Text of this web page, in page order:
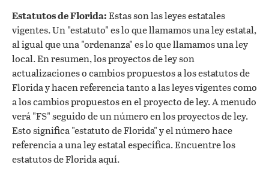
Estatutos de Florida:Estas son las leyes estatales
vigentes. Un "estatuto" es lo que llamamos una ley estatal,
al igual que una "ordenanza" es lo que llamamos una ley
local. En resumen, los proyectos de ley son
actualizaciones o cambios propuestos a los estatutos de
Florida y hacen referencia tanto a las leyes vigentes como
a los cambios propuestos en el proyecto de ley. A menudo
verá "FS" seguido de un número en los proyectos de ley.
Esto significa "estatuto de Florida" y el número hace
referencia a una ley estatal específica. Encuentre los
estatutos de Florida aquí.